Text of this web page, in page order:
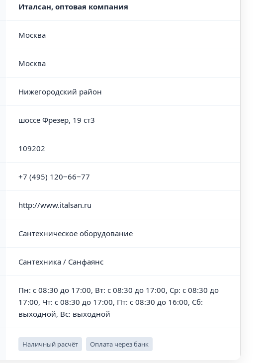
Италсан, оптовая компания
Москва
Москва
Нижегородский район
шоссе Фрезер, 19 ст3
109202
+7 (495) 120‒66‒77
http://www.italsan.ru
Сантехническое оборудование
Сантехника / Санфаянс
Пн: с 08:30 до 17:00, Вт: с 08:30 до 17:00, Ср: с 08:30 до
17:00, Чт: с 08:30 до 17:00, Пт: с 08:30 до 16:00, Сб:
выходной, Вс: выходной
Наличный расчёт Оплата через банк